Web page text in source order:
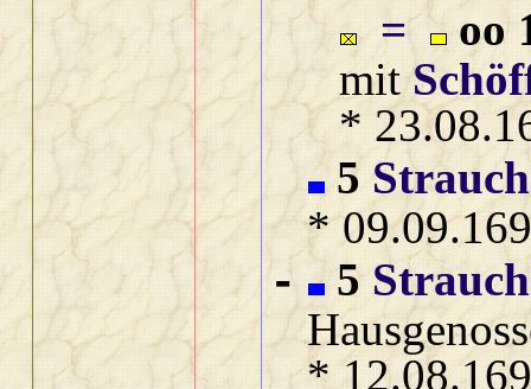
=
oo
mit
*
5 Strauch
*
- 5 Strauch
*